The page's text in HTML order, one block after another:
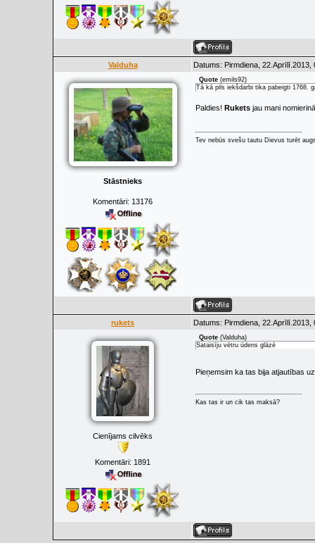
Valduha Datums: Pirmdiena,
Stāstnieks
Komentāri: 13176
Quote (emils92)
Tā kā pils iekšdarbi tika pabeigti 1768.
Paldies! Rukets jau mani
Tev nebūs svešu tautu Dievus turēt
rukets Datums: Pirmdiena,
Cienījams cilvēks
Komentāri: 1891
Quote (Valduha)
Sataisīju vētru ūdens glāzē
Pieņemsim ka tas bija atjautības
Kas tas ir un cik tas maksā?